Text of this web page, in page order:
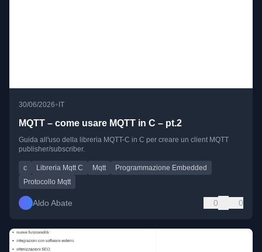
30/06/2026• IT
MQTT – come usare MQTT in C – pt.2
Guida all'uso della libreria MQTT-C in C per creare un client MQTT
publisher/subscriber.
c Libreria Mqtt C Mqtt
Programmazione Embedded
Protocollo Mqtt
Aldo Abate 0 0